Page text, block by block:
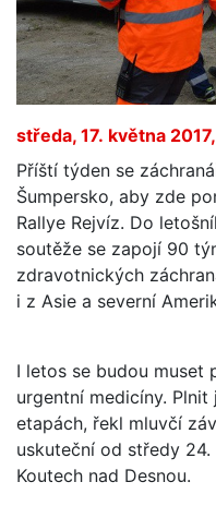
středa, 17. května
Příští týden se
Šumpersko, aby zde
Rallye Rejvíz. Do
soutěže se zapojí 90
zdravotnických
i z Asie a severní
I letos se budou muset
urgentní medicíny.
etapách, řekl mluvčí
uskuteční od středy
Koutech nad Desnou.